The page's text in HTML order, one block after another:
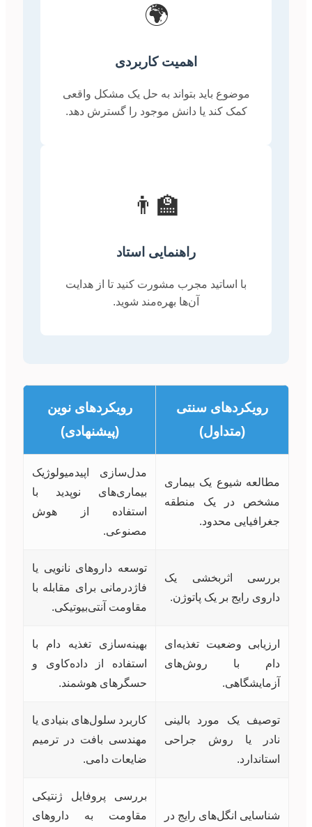
🌍
اهمیت کاربردی
موضوع باید بتواند به حل یک مشکل واقعی
کمک کند یا دانش موجود را گسترش دهد.
👨‍🏫
راهنمایی استاد
با اساتید مجرب مشورت کنید تا از هدایت
آن‌ها بهره‌مند شوید.
رویکردهای سنتی
(متداول)
رویکردهای نوین
(پیشنهادی)
مطالعه شیوع یک بیماری
مشخص در یک منطقه
جغرافیایی محدود.
مدل‌سازی اپیدمیولوژیک
بیماری‌های نوپدید با
استفاده از هوش
مصنوعی.
بررسی اثربخشی یک
داروی رایج بر یک پاتوژن.
توسعه داروهای نانویی یا
فاژدرمانی برای مقابله با
مقاومت آنتی‌بیوتیکی.
ارزیابی وضعیت تغذیه‌ای
دام با روش‌های
آزمایشگاهی.
بهینه‌سازی تغذیه دام با
استفاده از داده‌کاوی و
حسگرهای هوشمند.
توصیف یک مورد بالینی
نادر یا روش جراحی
استاندارد.
کاربرد سلول‌های بنیادی یا
مهندسی بافت در ترمیم
ضایعات دامی.
شناسایی انگل‌های رایج در
بررسی پروفایل ژنتیکی
مقاومت به داروهای